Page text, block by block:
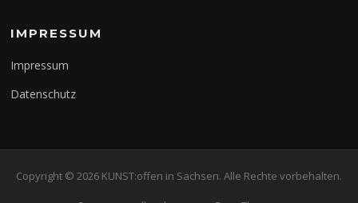
IMPRESSUM
Impressum
Datenschutz
Copyright © 2026 KUNST:offen in Sachsen. Alle Rechte vorbehalten.